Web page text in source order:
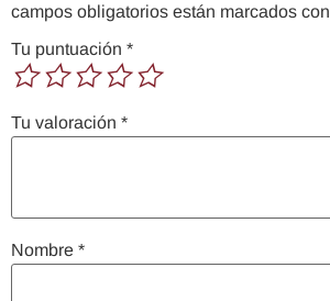
campos obligatorios están marcados con
Tu puntuación *
Tu valoración *
Nombre *